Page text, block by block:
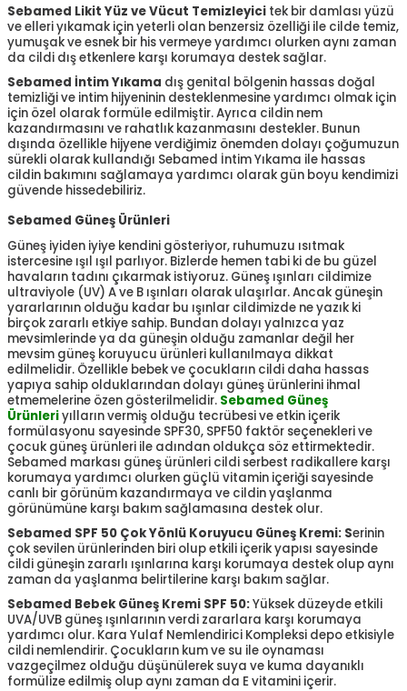
Sebamed Likit Yüz ve Vücut Temizleyici tek bir damlası yüzü
ve elleri yıkamak için yeterli olan benzersiz özelliği ile cilde temiz,
yumuşak ve esnek bir his vermeye yardımcı olurken aynı zaman
da cildi dış etkenlere karşı korumaya destek sağlar.
Sebamed İntim Yıkama dış genital bölgenin hassas doğal
temizliği ve intim hijyeninin desteklenmesine yardımcı olmak için
için özel olarak formüle edilmiştir. Ayrıca cildin nem
kazandırmasını ve rahatlık kazanmasını destekler. Bunun
dışında özellikle hijyene verdiğimiz önemden dolayı çoğumuzun
sürekli olarak kullandığı Sebamed İntim Yıkama ile hassas
cildin bakımını sağlamaya yardımcı olarak gün boyu kendimizi
güvende hissedebiliriz.
Sebamed Güneş Ürünleri
Güneş iyiden iyiye kendini gösteriyor, ruhumuzu ısıtmak
istercesine ışıl ışıl parlıyor. Bizlerde hemen tabi ki de bu güzel
havaların tadını çıkarmak istiyoruz. Güneş ışınları cildimize
ultraviyole (UV) A ve B ışınları olarak ulaşırlar. Ancak güneşin
yararlarının olduğu kadar bu ışınlar cildimizde ne yazık ki
birçok zararlı etkiye sahip. Bundan dolayı yalnızca yaz
mevsimlerinde ya da güneşin olduğu zamanlar değil her
mevsim güneş koruyucu ürünleri kullanılmaya dikkat
edilmelidir. Özellikle bebek ve çocukların cildi daha hassas
yapıya sahip olduklarından dolayı güneş ürünlerini ihmal
etmemelerine özen gösterilmelidir. Sebamed Güneş
Ürünleriyılların vermiş olduğu tecrübesi ve etkin içerik
formülasyonu sayesinde SPF30, SPF50 faktör seçenekleri ve
çocuk güneş ürünleri ile adından oldukça söz ettirmektedir.
Sebamed markası güneş ürünleri cildi serbest radikallere karşı
korumaya yardımcı olurken güçlü vitamin içeriği sayesinde
canlı bir görünüm kazandırmaya ve cildin yaşlanma
görünümüne karşı bakım sağlamasına destek olur.
Sebamed SPF 50 Çok Yönlü Koruyucu Güneş Kremi: Serinin
çok sevilen ürünlerinden biri olup etkili içerik yapısı sayesinde
cildi güneşin zararlı ışınlarına karşı korumaya destek olup aynı
zaman da yaşlanma belirtilerine karşı bakım sağlar.
Sebamed Bebek Güneş Kremi SPF 50:Yüksek düzeyde etkili
UVA/UVB güneş ışınlarının verdi zararlara karşı korumaya
yardımcı olur. Kara Yulaf Nemlendirici Kompleksi depo etkisiyle
cildi nemlendirir. Çocukların kum ve su ile oynaması
vazgeçilmez olduğu düşünülerek suya ve kuma dayanıklı
formülize edilmiş olup aynı zaman da E vitamini içerir.